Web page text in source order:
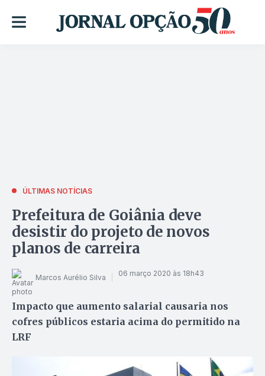
ÚLTIMAS NOTÍCIAS
Prefeitura de Goiânia deve
desistir do projeto de novos
planos de carreira
Marcos Aurélio Silva 06 março 2020 às 18h43
Impacto que aumento salarial causaria nos
cofres públicos estaria acima do permitido na
LRF